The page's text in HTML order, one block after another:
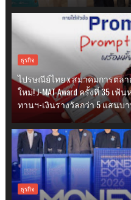
ธุรกิจ
ไปรษณีย์ไทย x สมาคมการตล
ใหม่! J-MAT Award ครั้งที่ 35 เ
ทานฯ-เงินรางวัลกว่า 5 แสนบ
ธุรกิจ